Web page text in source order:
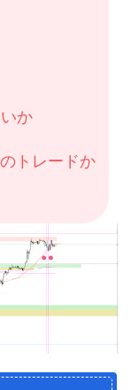
か
トレードか